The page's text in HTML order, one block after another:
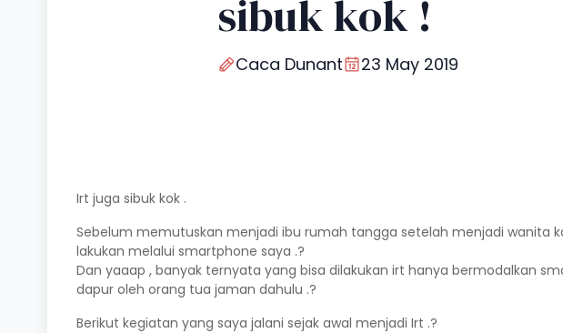
sibuk kok !
Caca Dunant 23 May 2019
Irt juga sibuk kok .
Sebelum memutuskan menjadi ibu rumah tangga setelah menjadi wanita
lakukan melalui smartphone saya .?
Dan yaaap , banyak ternyata yang bisa dilakukan irt hanya bermodalkan
dapur oleh orang tua jaman dahulu .?
Berikut kegiatan yang saya jalani sejak awal menjadi Irt .?